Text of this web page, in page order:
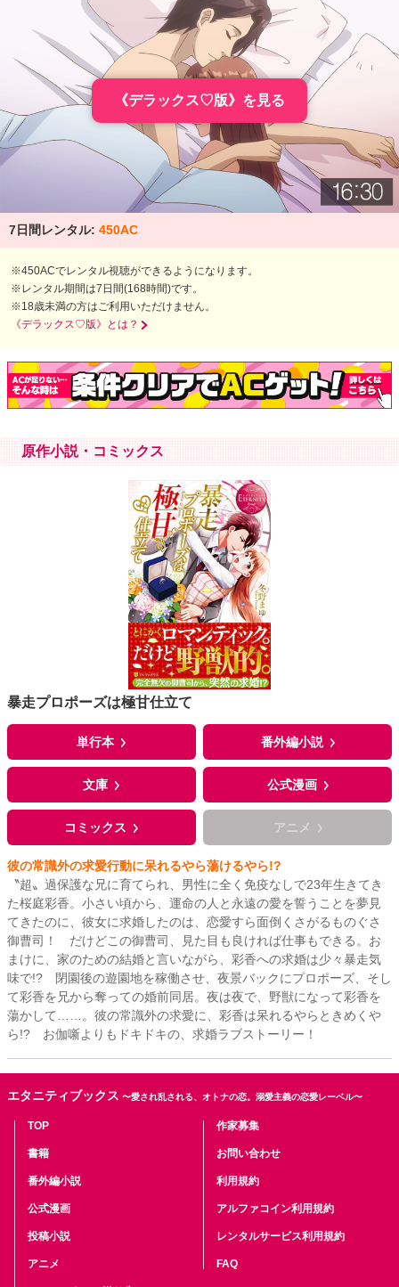
《デラックス♡版》を見る
7日間レンタル: 450AC
※450ACでレンタル視聴ができるようになります。
※レンタル期間は7日間(168時間)です。
※18歳未満の方はご利用いただけません。
《デラックス♡版》とは？
原作小説・コミックス
暴走プロポーズは極甘仕立て
単行本 番外編小説
文庫 公式漫画
コミックス アニメ
彼の常識外の求愛行動に呆れるやら蕩けるやら!?
〝超〟過保護な兄に育てられ、男性に全く免疫なしで23年生きてき
た桜庭彩香。小さい頃から、運命の人と永遠の愛を誓うことを夢見
てきたのに、彼女に求婚したのは、恋愛すら面倒くさがるものぐさ
御曹司！ だけどこの御曹司、見た目も良ければ仕事もできる。お
まけに、家のための結婚と言いながら、彩香への求婚は少々暴走気
味で!? 閉園後の遊園地を稼働させ、夜景バックにプロポーズ、そし
て彩香を兄から奪っての婚前同居。夜は夜で、野獣になって彩香を
蕩かして……。彼の常識外の求愛に、彩香は呆れるやらときめくや
ら!? お伽噺よりもドキドキの、求婚ラブストーリー！
エタニティブックス 〜愛され乱される、オトナの恋。溺愛主義の恋愛レーベル〜
TOP
書籍
番外編小説
公式漫画
投稿小説
アニメ
作家募集
お問い合わせ
利用規約
アルファコイン利用規約
レンタルサービス利用規約
FAQ